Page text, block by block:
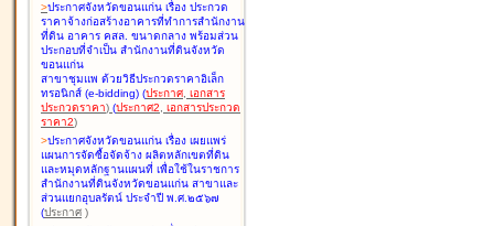
>ประกาศจังหวัดขอนแก่น เรื่อง ประกวด
ราคาจ้างก่อสร้างอาคารที่ทำการสำนักงาน
ที่ดิน อาคาร คสล. ขนาดกลาง พร้อมส่วน
ประกอบที่จำเป็น สำนักงานที่ดินจังหวัด
ขอนแก่น
สาขาชุมแพ ด้วยวิธีประกวดราคาอิเล็ก
ทรอนิกส์ (e-bidding) (ประกาศ, เอกสาร
ประกวดราคา) (ประกาศ2, เอกสารประกวด
ราคา2)
>ประกาศจังหวัดขอนแก่น เรื่อง เผยแพร่
แผนการจัดซื้อจัดจ้าง ผลิตหลักเขตที่ดิน
และหมุดหลักฐานแผนที่ เพื่อใช้ในราชการ
สำนักงานที่ดินจังหวัดขอนแก่น สาขาและ
ส่วนแยกอุบลรัตน์ ประจำปี พ.ศ.๒๕๖๗
(ประกาศ )